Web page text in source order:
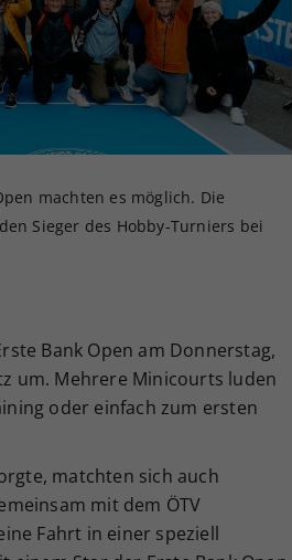
machten es möglich. Die
Sieger des Hobby-Turniers bei
Bank Open am Donnerstag,
um. Mehrere Minicourts luden
oder einfach zum ersten
matchten sich auch
mit dem ÖTV
Fahrt in einer speziell
Einstellungen, falls der
Betreiber dies eingestellt hat.